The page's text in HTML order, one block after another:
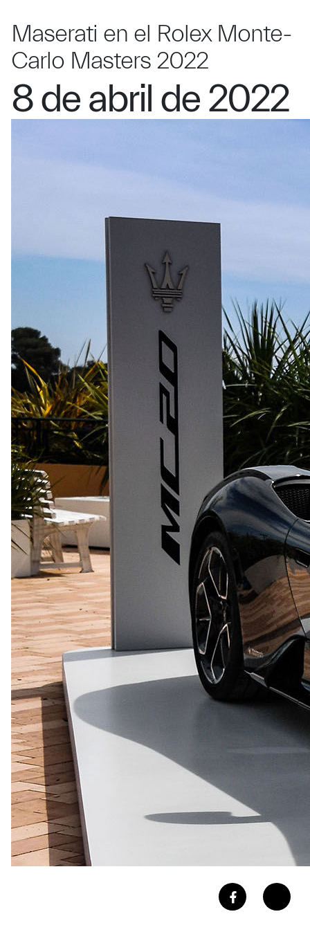
Maserati en el Rolex Monte-
Carlo Masters 2022
8 de abril de 2022